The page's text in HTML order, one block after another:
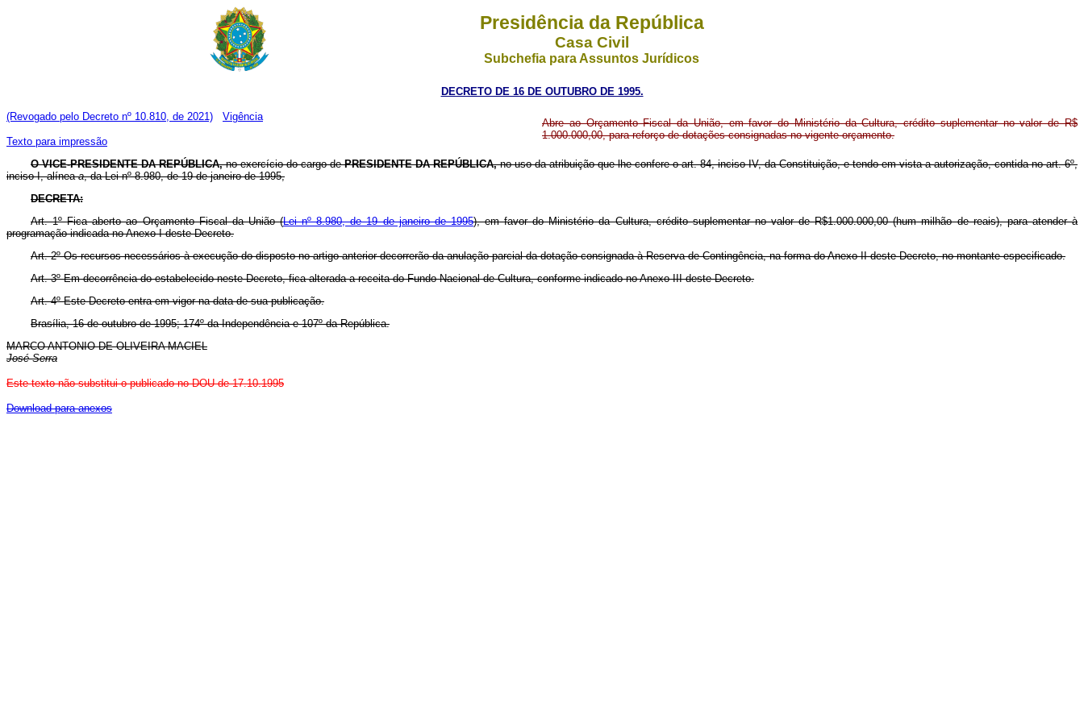
Presidência da República
Casa Civil
Subchefia para Assuntos Jurídicos
DECRETO DE 16 DE OUTUBRO DE 1995.
(Revogado pelo Decreto nº 10.810, de 2021) Vigência
Texto para impressão
Abre ao Orçamento Fiscal da União, em favor do Ministério da Cultura, crédito suplementar no valor de R$
1.000.000,00, para reforço de dotações consignadas no vigente orçamento.
O VICE-PRESIDENTE DA REPÚBLICA,no exercício do cargo dePRESIDENTE DA REPÚBLICA,no uso da atribuição que lhe confere o art. 84, inciso IV, da Constituição, e tendo em vista a autorização, contida no art. 6º,
inciso I, alíneaa, da Lei nº 8.980, de 19 de janeiro de 1995,
DECRETA:
Art. 1º Fica aberto ao Orçamento Fiscal da União (Lei nº 8.980, de 19 de janeiro de 1995), em favor do Ministério da Cultura, crédito suplementar no valor de R$1.000.000,00 (hum milhão de reais), para atender à
programação indicada no Anexo I deste Decreto.
Art. 2º Os recursos necessários à execução do disposto no artigo anterior decorrerão da anulação parcial da dotação consignada à Reserva de Contingência, na forma do Anexo II deste Decreto, no montante especificado.
Art. 3º Em decorrência do estabelecido neste Decreto, fica alterada a receita do Fundo Nacional de Cultura, conforme indicado no Anexo III deste Decreto.
Art. 4º Este Decreto entra em vigor na data de sua publicação.
Brasília, 16 de outubro de 1995; 174º da Independência e 107º da República.
MARCO ANTONIO DE OLIVEIRA MACIEL
José Serra
Este texto não substitui o publicado no DOU de 17.10.1995
Download para anexos